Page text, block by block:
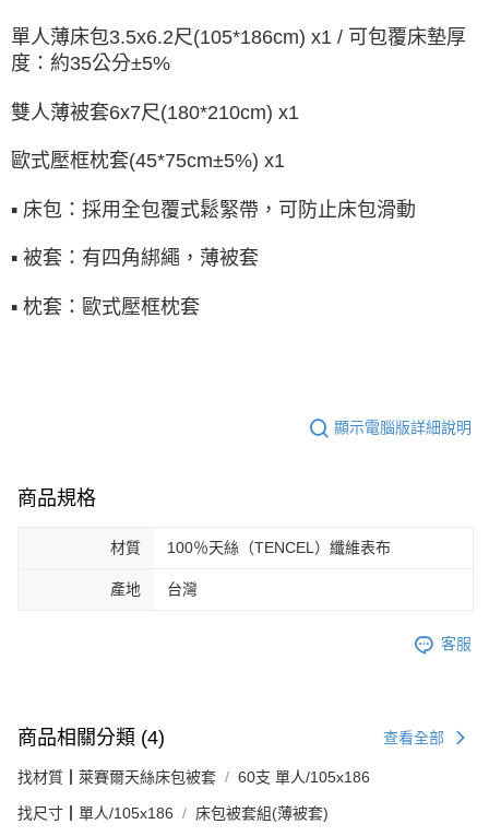
單人薄床包3.5x6.2尺(105*186cm) x1 / 可包覆床墊厚
度：約35公分±5%
雙人薄被套6x7尺(180*210cm) x1
歐式壓框枕套(45*75cm±5%) x1
▪ 床包：採用全包覆式鬆緊帶，可防止床包滑動
▪ 被套：有四角綁繩，薄被套
▪ 枕套： 歐式壓框枕套
顯示電腦版詳細說明
商品規格
材質 100％天絲（TENCEL）纖維表布
產地 台灣
客服
商品相關分類 (4) 查看全部
找材質┃萊賽爾天絲床包被套 60支 單人/105x186
找尺寸┃單人/105x186 床包被套組(薄被套)